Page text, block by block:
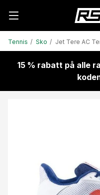
Tennis Sko Jet Tere AC
15 % rabatt på alle